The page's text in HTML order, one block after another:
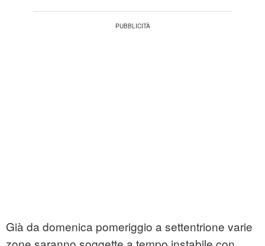
Già da domenica pomeriggio a settentrione varie